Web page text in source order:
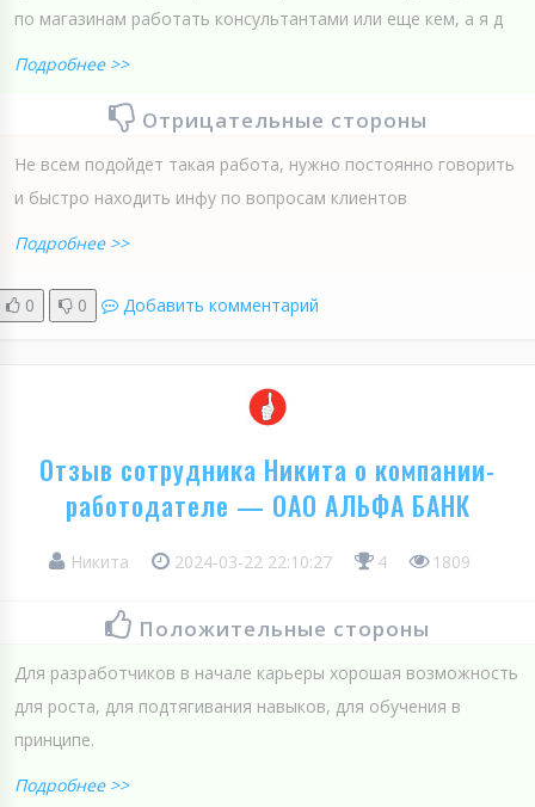
по магазинам работать консультантами или еще кем, а я д
Подробнее >>
Отрицательные стороны
Не всем подойдет такая работа, нужно постоянно говорить
и быстро находить инфу по вопросам клиентов
Подробнее >>
0 0 Добавить комментарий
Отзыв сотрудника Никита о компании-
работодателе — ОАО АЛЬФА БАНК
Никита 2024-03-22 22:10:27 4 1809
Положительные стороны
Для разработчиков в начале карьеры хорошая возможность
для роста, для подтягивания навыков, для обучения в
принципе.
Подробнее >>